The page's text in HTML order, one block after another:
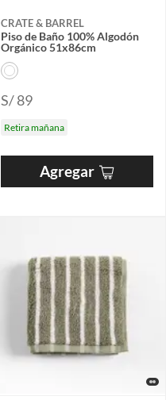
CRATE & BARREL
Piso de Baño 100% Algodón
Orgánico 51x86cm
S/ 89
Retira mañana
Agregar